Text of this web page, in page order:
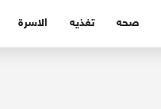
صحه تغذيه الاسرة